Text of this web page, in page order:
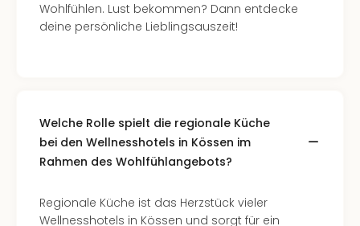
Wohlfühlen. Lust bekommen? Dann entdecke
deine persönliche Lieblingsauszeit!
Welche Rolle spielt die regionale Küche
bei den Wellnesshotels in Kössen im
Rahmen des Wohlfühlangebots?
Regionale Küche ist das Herzstück vieler
Wellnesshotels in Kössen und sorgt für ein